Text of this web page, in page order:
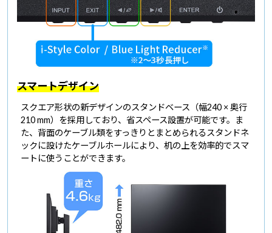
スマートデザイン
スクエア形状の新デザインのスタンドベース（幅240 × 奥行
210 mm）を採用しており、省スペース設置が可能です。ま
た、背面のケーブル類をすっきりとまとめられるスタンドネ
ックに設けたケーブルホールにより、机の上を効率的でスマ
ートに使うことができます。